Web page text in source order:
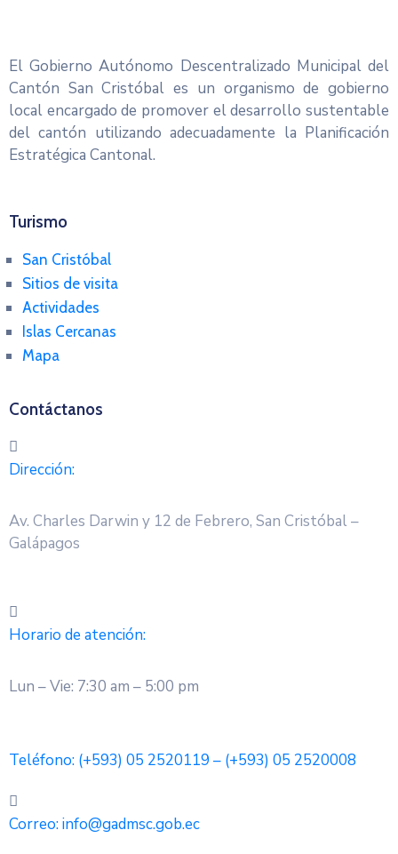
El Gobierno Autónomo Descentralizado Municipal del
Cantón San Cristóbal es un organismo de gobierno
local encargado de promover el desarrollo sustentable
del cantón utilizando adecuadamente la Planificación
Estratégica Cantonal.
Turismo
San Cristóbal
Sitios de visita
Actividades
Islas Cercanas
Mapa
Contáctanos
Dirección:
Av. Charles Darwin y 12 de Febrero, San Cristóbal –
Galápagos
Horario de atención:
Lun – Vie: 7:30 am – 5:00 pm
Teléfono: (+593) 05 2520119 – (+593) 05 2520008
Correo:info@gadmsc.gob.ec